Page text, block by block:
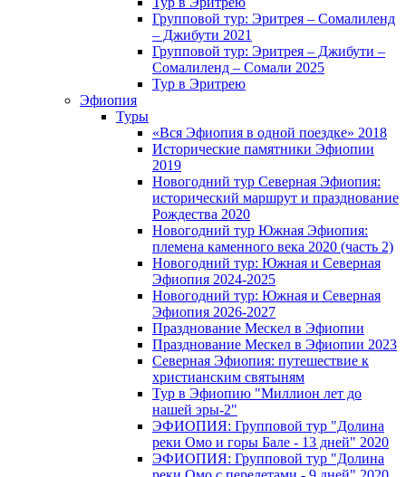
Групповой тур: Эритрея – Cомалиленд
– Джибути 2021
Групповой тур: Эритрея – Джибути –
Сомалиленд – Сомали 2025
Тур в Эритрею
Эфиопия
Туры
«Вся Эфиопия в одной поездке» 2018
Исторические памятники Эфиопии
2019
Новогодний тур Северная Эфиопия:
исторический маршрут и празднование
Рождества 2020
Новогодний тур Южная Эфиопия:
племена каменного века 2020 (часть 2)
Новогодний тур: Южная и Северная
Эфиопия 2024-2025
Новогодний тур: Южная и Северная
Эфиопия 2026-2027
Празднование Мескел в Эфиопии
Празднование Мескел в Эфиопии 2023
Северная Эфиопия: путешествие к
христианским святыням
Тур в Эфиопию "Миллион лет до
нашей эры-2"
ЭФИОПИЯ: Групповой тур "Долина
реки Омо и горы Бале - 13 дней" 2020
ЭФИОПИЯ: Групповой тур "Долина